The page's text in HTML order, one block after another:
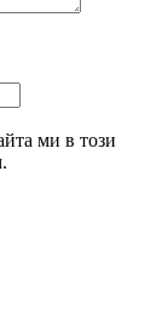
ми в този